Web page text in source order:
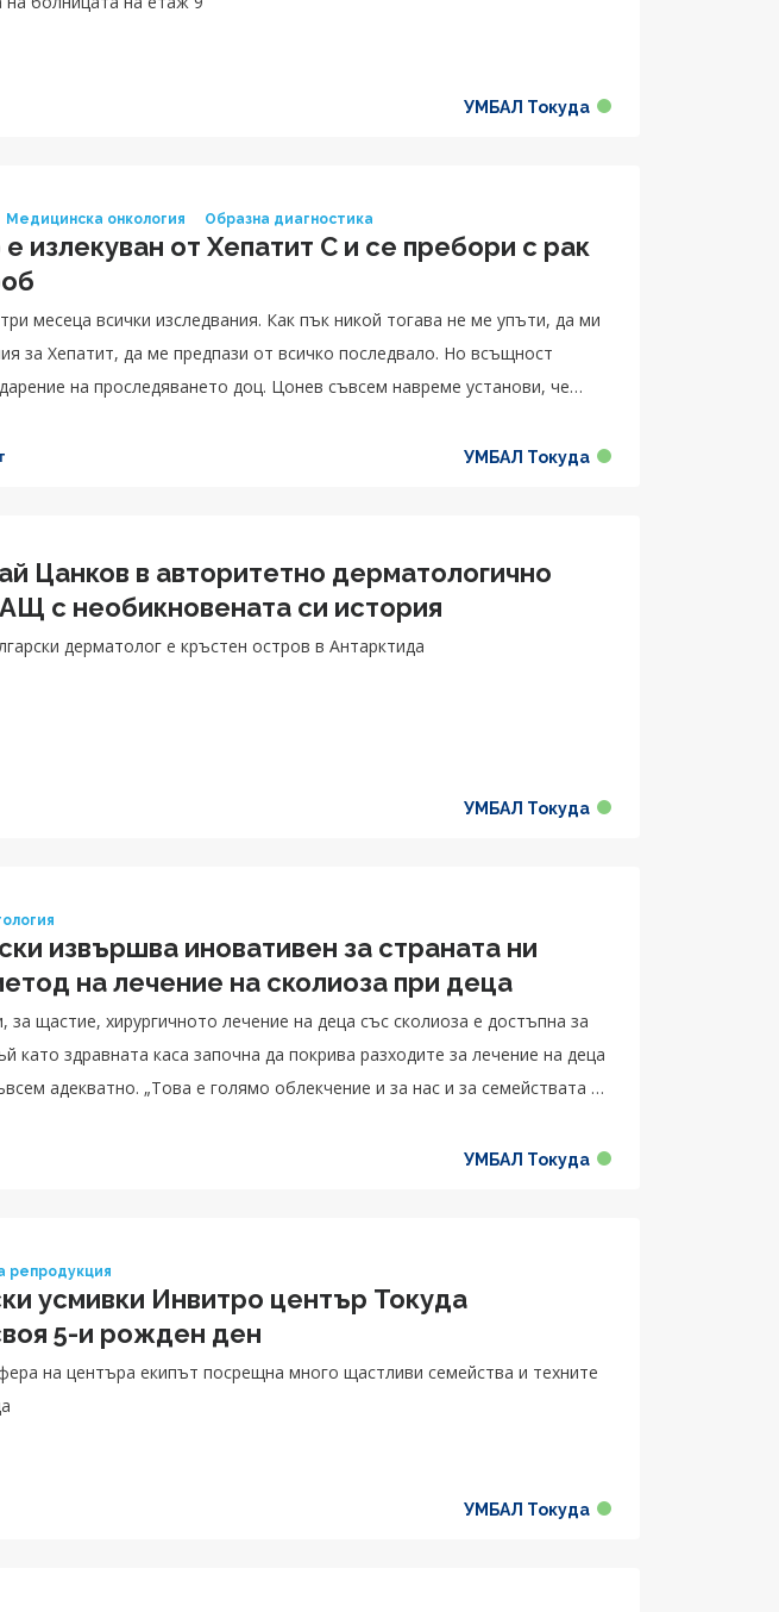
УМБАЛ Токуда
Медицинска онкология Образна диагностика
излекуван от Хепатит C и се пребори с рак
месеца всички изследвания. Как пък никой тогава не ме упъти, да ми
за Хепатит, да ме предпази от всичко последвало. Но всъщност
на проследяването доц. Цонев съвсем навреме установи, че
лекар не те търси изобщо за профилактика и ако сам не отидеш да
Борис.
УМБАЛ Токуда
Цанков в авторитетно дерматологично
с необикновената си история
дерматолог е кръстен остров в Антарктида
УМБАЛ Токуда
извършва иновативен за страната ни
на лечение на сколиоза при деца
за щастие, хирургичното лечение на деца със сколиоза е достъпна за
като здравната каса започна да покрива разходите за лечение на деца
адекватно. „Това е голямо облекчение и за нас и за семействата на
дни здравната каса финансира напълно това лечение, което позволява
УМБАЛ Токуда
репродукция
усмивки Инвитро център Токуда
5-и рожден ден
на центъра екипът посрещна много щастливи семейства и техните
УМБАЛ Токуда